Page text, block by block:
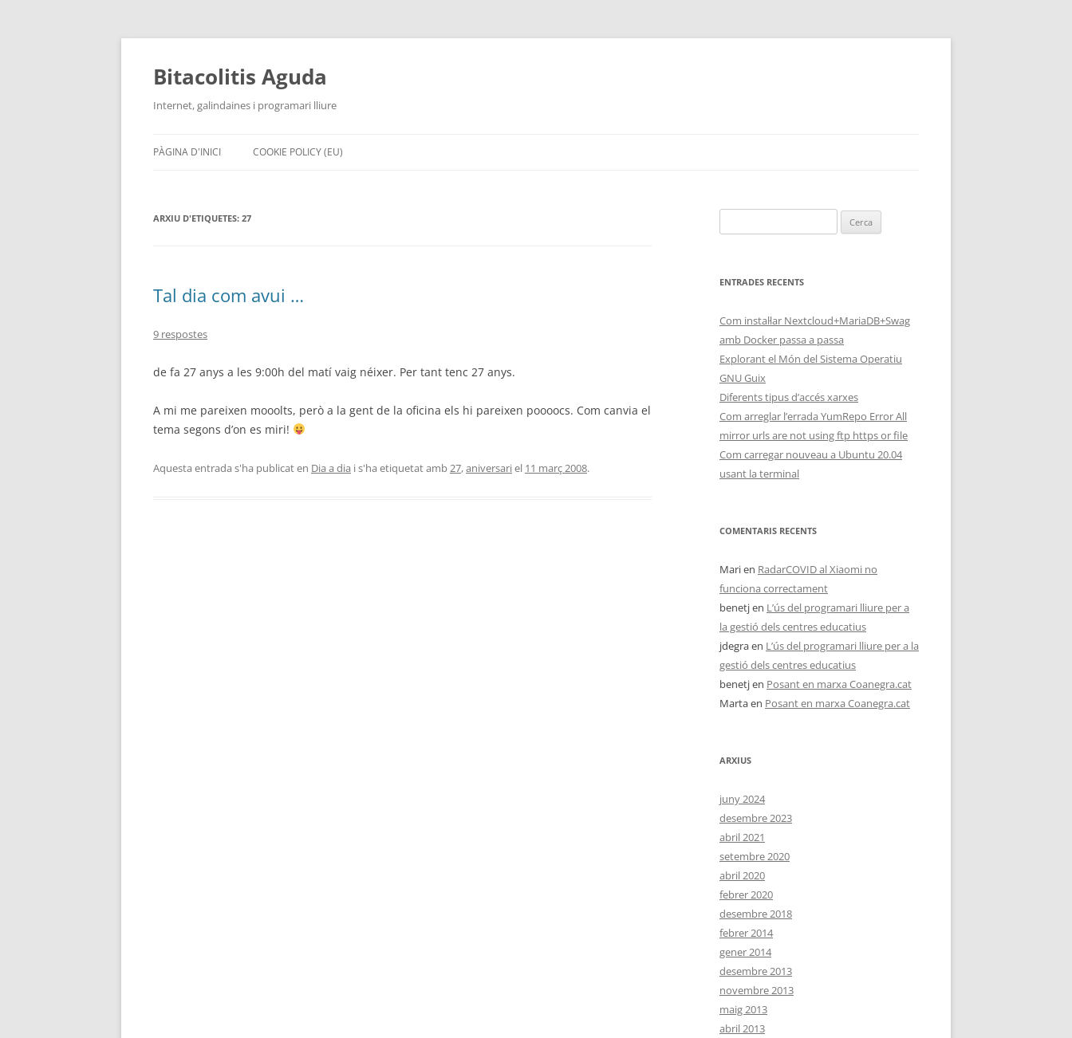
Vés
contingut
Bitacolitis Aguda
Internet, galindaines i programari lliure
PÀGINA D'INICI COOKIE POLICY (EU)
ARXIU D'ETIQUETES: 27
Tal dia com avui …
9 respostes
de fa 27 anys a les 9:00h del matí vaig néixer. Per tant tenc 27 anys.
A mi me pareixen mooolts, però a la gent de la oficina els hi pareixen poooocs. Com canvia el
tema segons d’on es miri!
Aquesta entrada s'ha publicat en Dia a dia i s'ha etiquetat amb27,aniversariel 11 març 2008.
ENTRADES RECENTS
Com instal·lar Nextcloud+MariaDB+Swag
amb Docker passa a passa
Explorant el Món del Sistema Operatiu
GNU Guix
Diferents tipus d’accés xarxes
Com arreglar l’errada YumRepo Error All
mirror urls are not using ftp https or file
Com carregar nouveau a Ubuntu 20.04
usant la terminal
COMENTARIS RECENTS
Marien RadarCOVID al Xiaomi no
funciona correctament
benetjen L’ús del programari lliure per a
la gestió dels centres educatius
jdegraen L’ús del programari lliure per a la
gestió dels centres educatius
benetjen Posant en marxa Coanegra.cat
Martaen Posant en marxa Coanegra.cat
ARXIUS
juny 2024
desembre 2023
abril 2021
setembre 2020
abril 2020
febrer 2020
desembre 2018
febrer 2014
gener 2014
desembre 2013
novembre 2013
maig 2013
abril 2013